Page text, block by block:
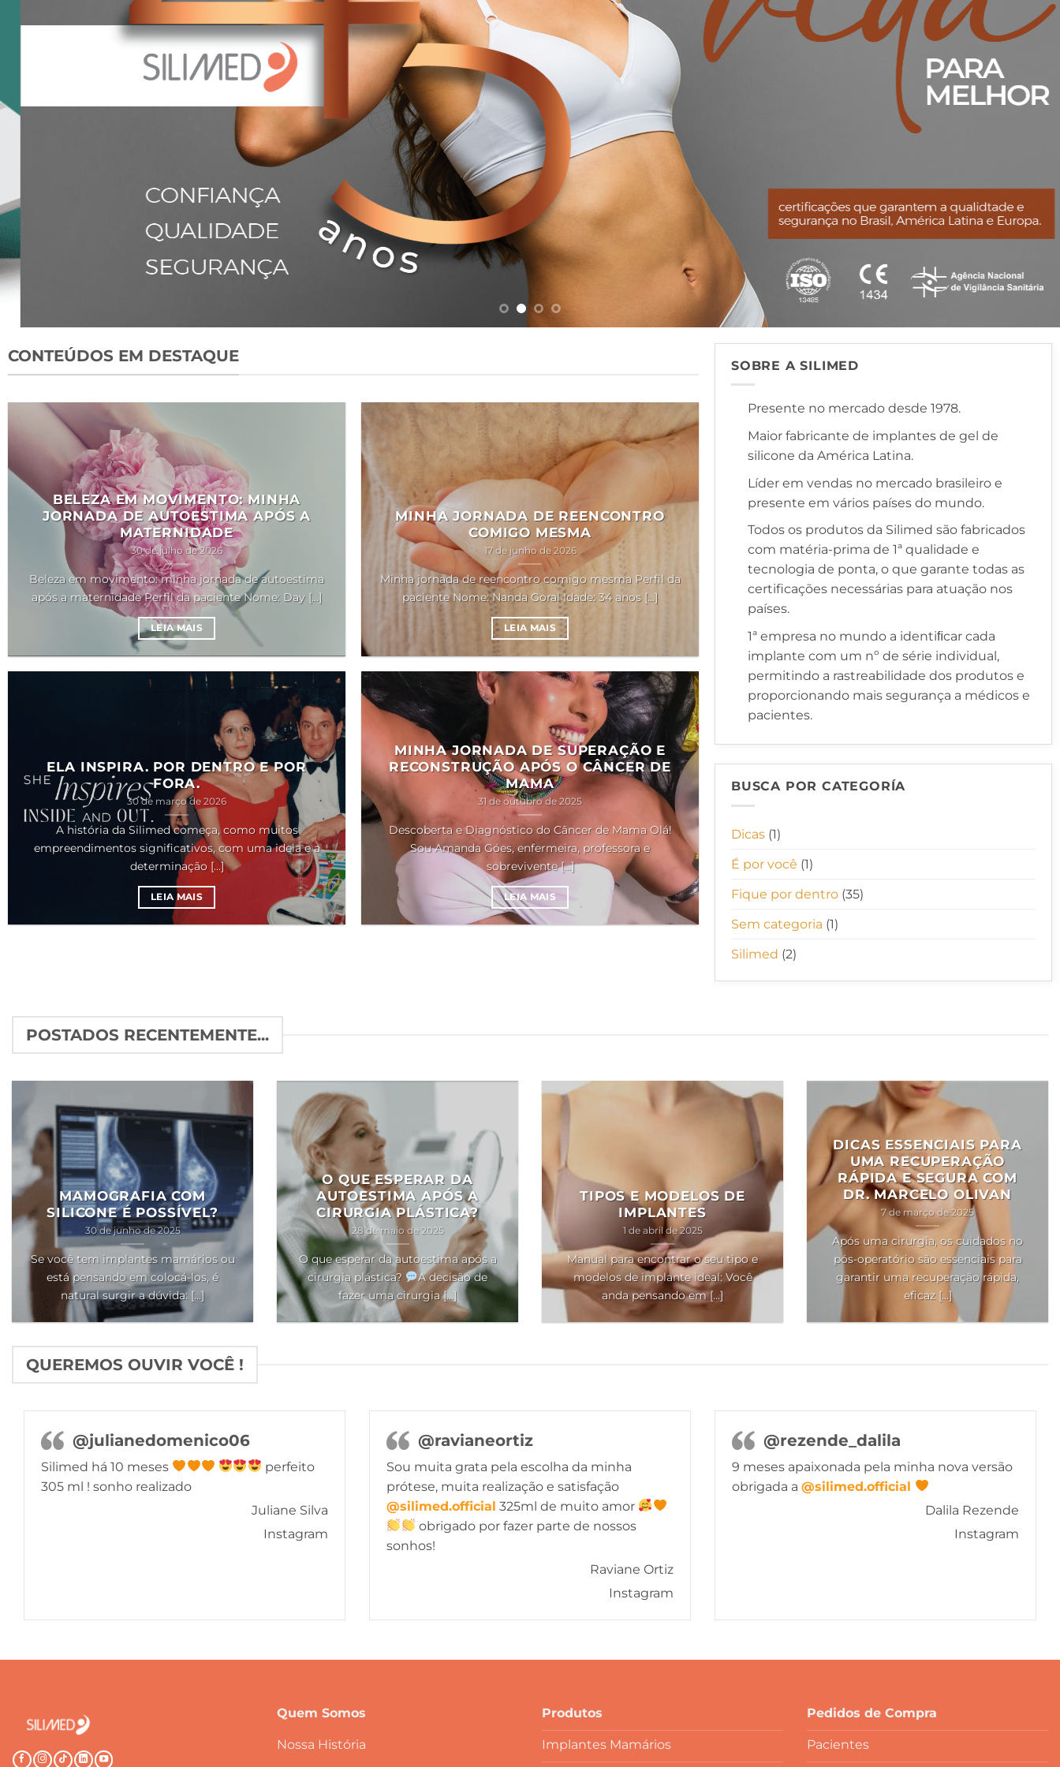
CONTEÚDOS EM DESTAQUE
BELEZA EM MOVIMENTO: MINHA
JORNADA DE AUTOESTIMA APÓS A
MATERNIDADE
30 de julho de 2026
Beleza em movimento: minha jornada de autoestima
após a maternidade Perfil da paciente Nome: Day [...]
LEIA MAIS
MINHA JORNADA DE REENCONTRO
COMIGO MESMA
17 de junho de 2026
Minha jornada de reencontro comigo mesma Perfil da
paciente Nome: Nanda Goral Idade: 34 anos [...]
LEIA MAIS
ELA INSPIRA. POR DENTRO E POR
FORA.
30 de março de 2026
A história da Silimed começa, como muitos
empreendimentos significativos, com uma ideia e a
determinação [...]
LEIA MAIS
MINHA JORNADA DE SUPERAÇÃO E
RECONSTRUÇÃO APÓS O CÂNCER DE
MAMA
31 de outubro de 2025
Descoberta e Diagnóstico do Câncer de Mama Olá!
Sou Amanda Góes, enfermeira, professora e
sobrevivente [...]
LEIA MAIS
SOBRE A SILIMED
Presente no mercado desde 1978.
Maior fabricante de implantes de gel de
silicone da América Latina.
Líder em vendas no mercado brasileiro e
presente em vários países do mundo.
Todos os produtos da Silimed são fabricados
com matéria-prima de 1ª qualidade e
tecnologia de ponta, o que garante todas as
certificações necessárias para atuação nos
países.
1ª empresa no mundo a identiﬁcar cada
implante com um nº de série individual,
permitindo a rastreabilidade dos produtos e
proporcionando mais segurança a médicos e
pacientes.
BUSCA POR CATEGORÍA
Dicas (1)
É por você (1)
Fique por dentro (35)
Sem categoria (1)
Silimed (2)
POSTADOS RECENTEMENTE...
MAMOGRAFIA COM
SILICONE É POSSÍVEL?
30 de junho de 2025
Se você tem implantes mamários ou
está pensando em colocá-los, é
natural surgir a dúvida: [...]
O QUE ESPERAR DA
AUTOESTIMA APÓS A
CIRURGIA PLÁSTICA?
28 de maio de 2025
O que esperar da autoestima após a
cirurgia plástica?
A decisão de
fazer uma cirurgia [...]
TIPOS E MODELOS DE
IMPLANTES
1 de abril de 2025
Manual para encontrar o seu tipo e
modelos de implante ideal: Você
anda pensando em [...]
DICAS ESSENCIAIS PARA
UMA RECUPERAÇÃO
RÁPIDA E SEGURA COM
DR. MARCELO OLIVAN
7 de março de 2025
Após uma cirurgia, os cuidados no
pós-operatório são essenciais para
garantir uma recuperação rápida,
eficaz [...]
QUEREMOS OUVIR VOCÊ !
@julianedomenico06
Silimed há 10 meses
perfeito
305 ml ! sonho realizado
Juliane Silva
Instagram
@ravianeortiz
Sou muita grata pela escolha da minha
prótese, muita realização e satisfação
@silimed.official 325ml de muito amor
obrigado por fazer parte de nossos
sonhos!
Raviane Ortiz
Instagram
@rezende_dalila
9 meses apaixonada pela minha nova versão
obrigada a@silimed.official
Dalila Rezende
Instagram
Quem Somos
Nossa História
Produtos
Implantes Mamários
Pedidos de Compra
Pacientes